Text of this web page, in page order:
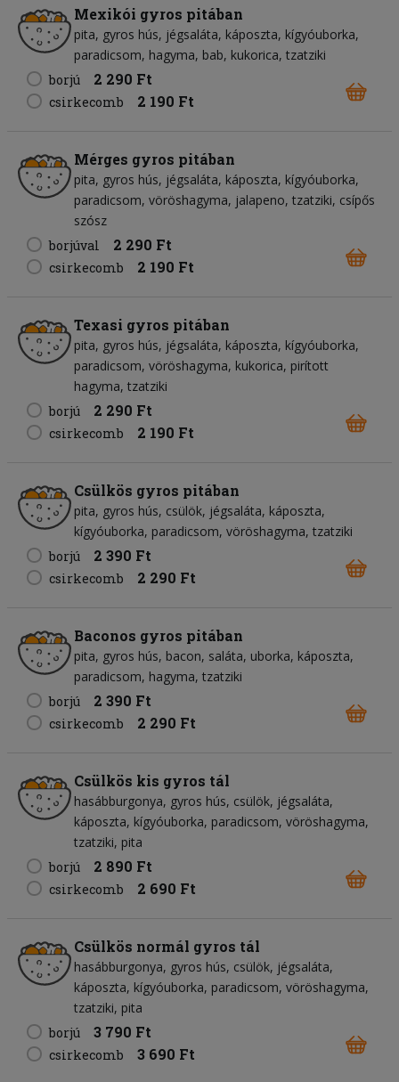
Mexikói gyros pitában
pita gyros hús jégsaláta káposzta kígyóuborka
paradicsom hagyma bab kukorica tzatziki
borjú
2 290 Ft
csirkecomb 2 190 Ft
Mérges gyros pitában
pita gyros hús jégsaláta káposzta kígyóuborka
paradicsom vöröshagyma jalapeno tzatziki csípős
szósz
borjúval
2 290 Ft
csirkecomb 2 190 Ft
Texasi gyros pitában
pita gyros hús jégsaláta káposzta kígyóuborka
paradicsom vöröshagyma kukorica pirított
hagyma tzatziki
borjú
2 290 Ft
csirkecomb 2 190 Ft
Csülkös gyros pitában
pita gyros hús csülök jégsaláta káposzta
kígyóuborka paradicsom vöröshagyma tzatziki
borjú
2 390 Ft
csirkecomb 2 290 Ft
Baconos gyros pitában
pita gyros hús bacon saláta uborka káposzta
paradicsom hagyma tzatziki
borjú
2 390 Ft
csirkecomb 2 290 Ft
Csülkös kis gyros tál
hasábburgonya gyros hús csülök jégsaláta
káposzta kígyóuborka paradicsom vöröshagyma
tzatziki pita
borjú
2 890 Ft
csirkecomb 2 690 Ft
Csülkös normál gyros tál
hasábburgonya gyros hús csülök jégsaláta
káposzta kígyóuborka paradicsom vöröshagyma
tzatziki pita
borjú
3 790 Ft
csirkecomb 3 690 Ft